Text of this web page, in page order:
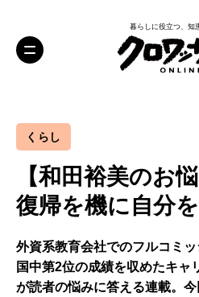
暮らしに役立つ、知
くらし
【和田裕美のお
復帰を機に自分を
外資系教育会社でのフルコミ
国中第2位の成績を収めたキャ
が読者の悩みに答える連載。